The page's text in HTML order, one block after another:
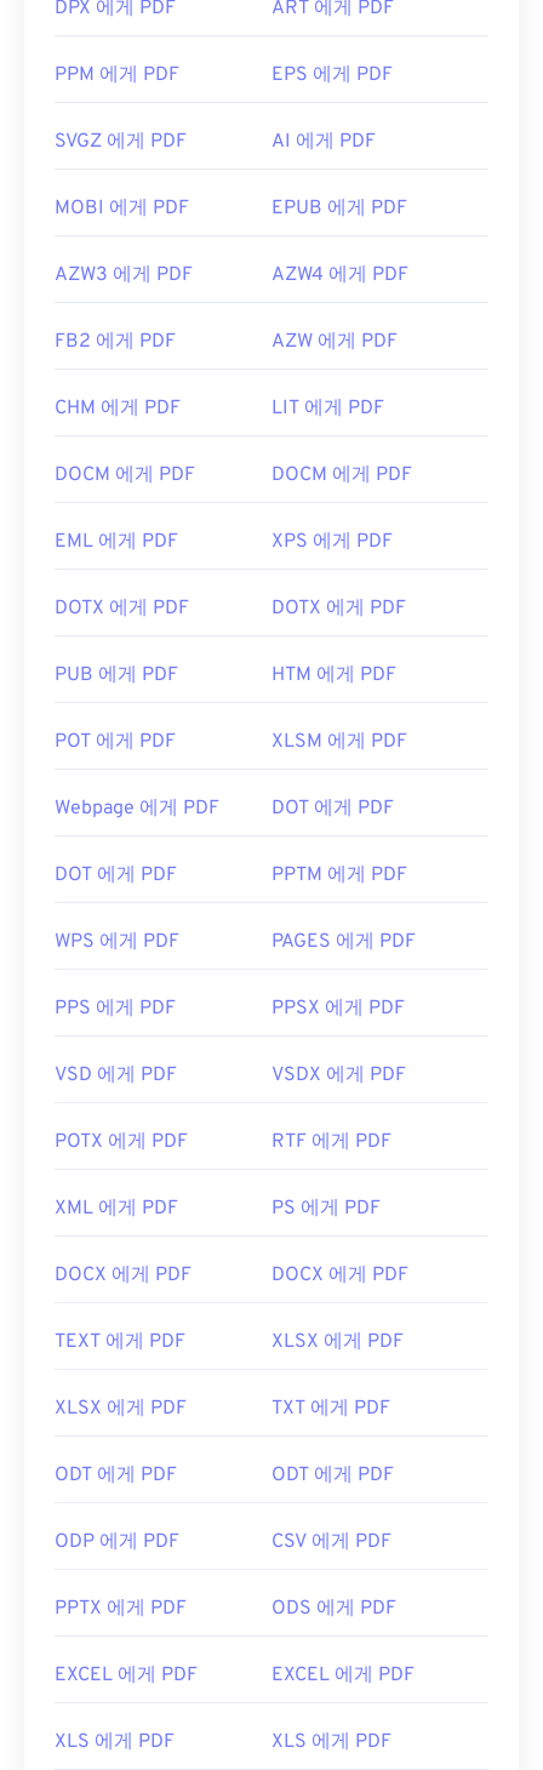
DPX 에게 PDF ART 에게 PDF
PPM 에게 PDF EPS 에게 PDF
SVGZ 에게 PDF AI 에게 PDF
MOBI 에게 PDF EPUB 에게 PDF
AZW3 에게 PDF AZW4 에게 PDF
FB2 에게 PDF AZW 에게 PDF
CHM 에게 PDF LIT 에게 PDF
DOCM 에게 PDF DOCM 에게 PDF
EML 에게 PDF XPS 에게 PDF
DOTX 에게 PDF DOTX 에게 PDF
PUB 에게 PDF HTM 에게 PDF
POT 에게 PDF XLSM 에게 PDF
Webpage 에게 PDF DOT 에게 PDF
DOT 에게 PDF PPTM 에게 PDF
WPS 에게 PDF PAGES 에게 PDF
PPS 에게 PDF PPSX 에게 PDF
VSD 에게 PDF VSDX 에게 PDF
POTX 에게 PDF RTF 에게 PDF
XML 에게 PDF PS 에게 PDF
DOCX 에게 PDF DOCX 에게 PDF
TEXT 에게 PDF XLSX 에게 PDF
XLSX 에게 PDF TXT 에게 PDF
ODT 에게 PDF ODT 에게 PDF
ODP 에게 PDF CSV 에게 PDF
PPTX 에게 PDF ODS 에게 PDF
EXCEL 에게 PDF EXCEL 에게 PDF
XLS 에게 PDF XLS 에게 PDF